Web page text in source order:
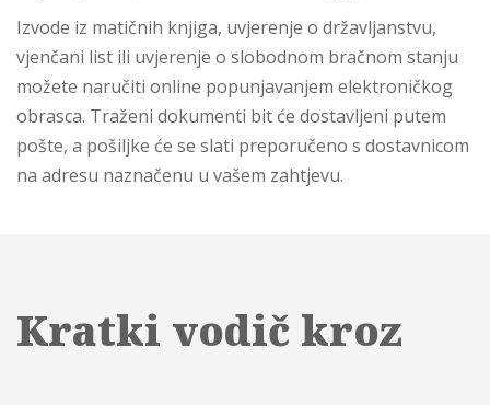
Izvode iz matičnih knjiga, uvjerenje o državljanstvu,
vjenčani list ili uvjerenje o slobodnom bračnom stanju
možete naručiti online popunjavanjem elektroničkog
obrasca. Traženi dokumenti bit će dostavljeni putem
pošte, a pošiljke će se slati preporučeno s dostavnicom
na adresu naznačenu u vašem zahtjevu.
Kratki vodič kroz